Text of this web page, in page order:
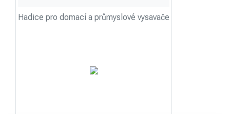
Hadice pro domací a průmyslové vysavače